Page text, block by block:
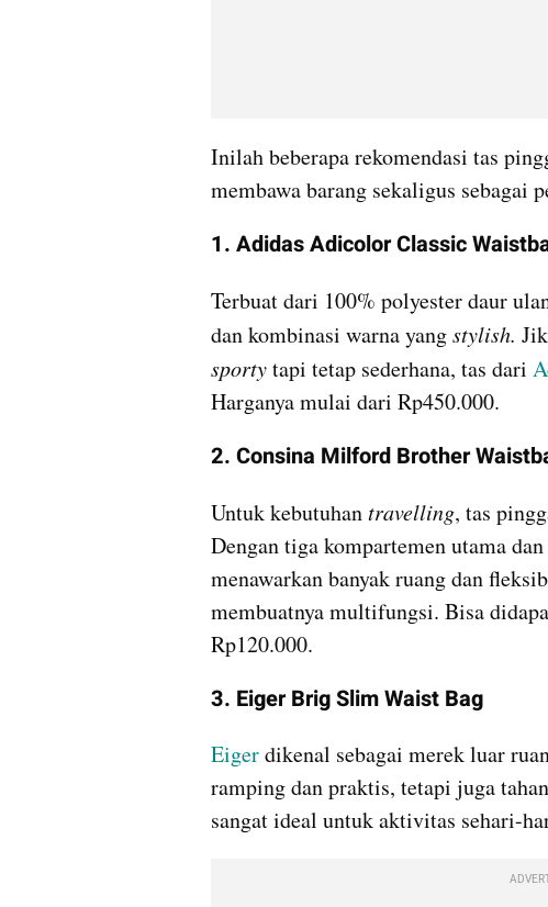
Inilah beberapa rekomendasi tas
membawa barang sekaligus sebagai
1. Adidas Adicolor Classic
Terbuat dari 100% polyester daur
dan kombinasi warna yang stylish.
sporty tapi tetap sederhana, tas dari
Harganya mulai dari Rp450.000.
2. Consina Milford Brother
Untuk kebutuhan travelling, tas
Dengan tiga kompartemen utama
menawarkan banyak ruang dan
membuatnya multifungsi. Bisa
Rp120.000.
3. Eiger Brig Slim Waist Bag
Eiger dikenal sebagai merek luar
ramping dan praktis, tetapi juga
sangat ideal untuk aktivitas sehari-